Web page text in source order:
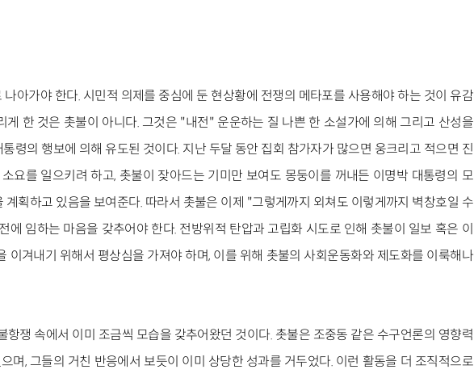
아가야 한다. 시민적 의제를 중심에 둔 현상황에 전쟁의 메타포를 사용해야 하는 것이 유감
게 한 것은 촛불이 아니다. 그것은 "내전" 운운하는 질 나쁜 한 소설가에 의해 그리고 산성을
령의 행보에 의해 유도된 것이다. 지난 두달 동안 집회 참가자가 많으면 웅크리고 적으면 진
요를 일으키려 하고, 촛불이 잦아드는 기미만 보여도 몽둥이를 꺼내든 이명박 대통령의 모
획하고 있음을 보여준다. 따라서 촛불은 이제 "그렇게까지 외쳐도 이렇게까지 벽창호일 수
에 임하는 마음을 갖추어야 한다. 전방위적 탄압과 고립화 시도로 인해 촛불이 일보 혹은 이
이겨내기 위해서 평상심을 가져야 하며, 이를 위해 촛불의 사회운동화와 제도화를 이룩해나
항쟁 속에서 이미 조금씩 모습을 갖추어왔던 것이다. 촛불은 조중동 같은 수구언론의 영향력
며, 그들의 거친 반응에서 보듯이 이미 상당한 성과를 거두었다. 이런 활동을 더 조직적으로